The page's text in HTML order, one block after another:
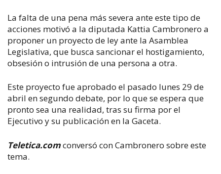
La falta de una pena más severa ante este tipo de
acciones motivó a la diputada Kattia Cambronero a
proponer un proyecto de ley ante la Asamblea
Legislativa, que busca sancionar el hostigamiento,
obsesión o intrusión de una persona a otra.
Este proyecto fue aprobado el pasado lunes 29 de
abril en segundo debate, por lo que se espera que
pronto sea una realidad, tras su firma por el
Ejecutivo y su publicación en la Gaceta.
Teletica.comconversó con Cambronero sobre este
tema.